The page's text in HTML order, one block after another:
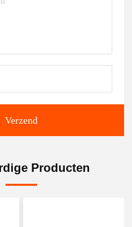
Verzend
Producten